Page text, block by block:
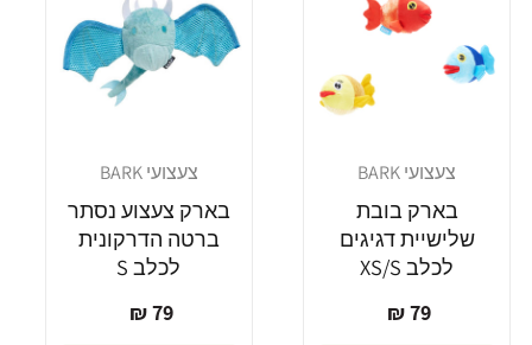
מוֹכֵר:צעצועי BARK
בארק בובת
שלישיית דגיגים
לכלב XS/S
מחיר
רגיל
79 ₪
מוֹכֵר:צעצועי BARK
בארק צעצוע נסתר
ברטה הדרקונית
לכלב S
מחיר
רגיל
79 ₪